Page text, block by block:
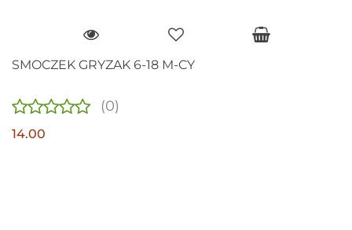
SMOCZEK GRYZAK 6-18 M-CY
(0)
14.00